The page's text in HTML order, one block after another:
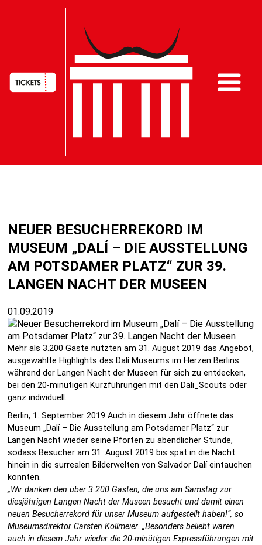
Inhalt
HAUPTNAVIGATION
NEUER BESUCHERREKORD IM
MUSEUM „DALÍ – DIE AUSSTELLUNG
AM POTSDAMER PLATZ“ ZUR 39.
LANGEN NACHT DER MUSEEN
01.09.2019
Mehr als 3.200 Gäste nutzten am 31. August 2019 das Angebot,
ausgewählte Highlights des Dalí Museums im Herzen Berlins
während der Langen Nacht der Museen für sich zu entdecken,
bei den 20-minütigen Kurzführungen mit den Dali_Scouts oder
ganz individuell.
Berlin, 1. September 2019 Auch in diesem Jahr öffnete das
Museum „Dalí – Die Ausstellung am Potsdamer Platz“ zur
Langen Nacht wieder seine Pforten zu abendlicher Stunde,
sodass Besucher am 31. August 2019 bis spät in die Nacht
hinein in die surrealen Bilderwelten von Salvador Dalí eintauchen
konnten.
„Wir danken den über 3.200 Gästen, die uns am Samstag zur
diesjährigen Langen Nacht der Museen besucht und damit einen
neuen Besucherrekord für unser Museum aufgestellt haben!“, so
Museumsdirektor Carsten Kollmeier. „Besonders beliebt waren
auch in diesem Jahr wieder die 20-minütigen Expressführungen mit